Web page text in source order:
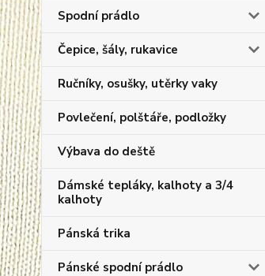
Spodní prádlo
Čepice, šály, rukavice
Ručníky, osušky, utěrky vaky
Povlečení, polštáře, podložky
Výbava do deště
Dámské tepláky, kalhoty a 3/4
kalhoty
Pánská trika
Pánské spodní prádlo